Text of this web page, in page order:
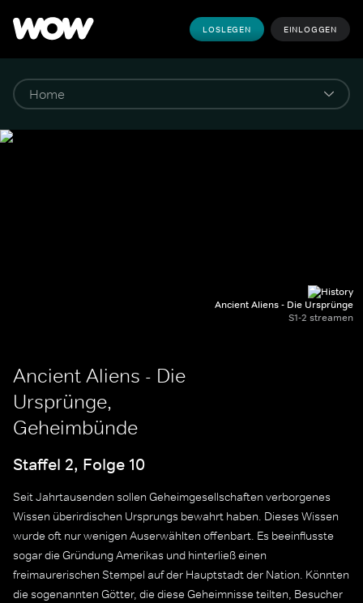
LOSLEGEN EINLOGGEN
Ancient Aliens - Die Ursprünge
S1-2 streamen
Ancient Aliens - Die
Ursprünge,
Geheimbünde
Staffel 2, Folge 10
Seit Jahrtausenden sollen Geheimgesellschaften verborgenes
Wissen überirdischen Ursprungs bewahrt haben. Dieses Wissen
wurde oft nur wenigen Auserwählten offenbart. Es beeinflusste
sogar die Gründung Amerikas und hinterließ einen
freimaurerischen Stempel auf der Hauptstadt der Nation. Könnten
die sogenannten Götter, die diese Geheimnisse teilten, Besucher